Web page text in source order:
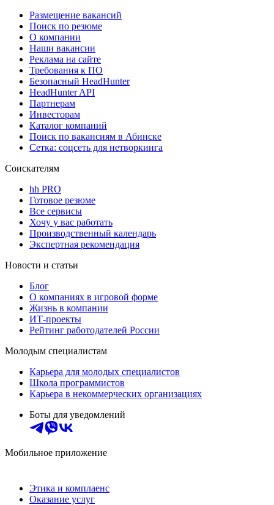
Размещение вакансий
Поиск по резюме
О компании
Наши вакансии
Реклама на сайте
Требования к ПО
Безопасный HeadHunter
HeadHunter API
Партнерам
Инвесторам
Каталог компаний
Поиск по вакансиям в Абинске
Сетка: соцсеть для нетворкинга
Соискателям
hh PRO
Готовое резюме
Все сервисы
Хочу у вас работать
Производственный календарь
Экспертная рекомендация
Новости и статьи
Блог
О компаниях в игровой форме
Жизнь в компании
ИТ-проекты
Рейтинг работодателей России
Молодым специалистам
Карьера для молодых специалистов
Школа программистов
Карьера в некоммерческих организациях
Боты для уведомлений
Мобильное приложение
Этика и комплаенс
Оказание услуг